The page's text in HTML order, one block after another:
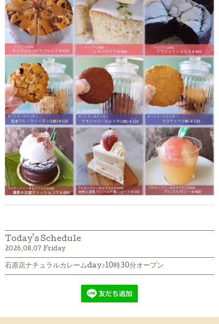
Today's Schedule
2026.08.07 Friday
石原店ナチュラルカレームday♪10時30分オープン